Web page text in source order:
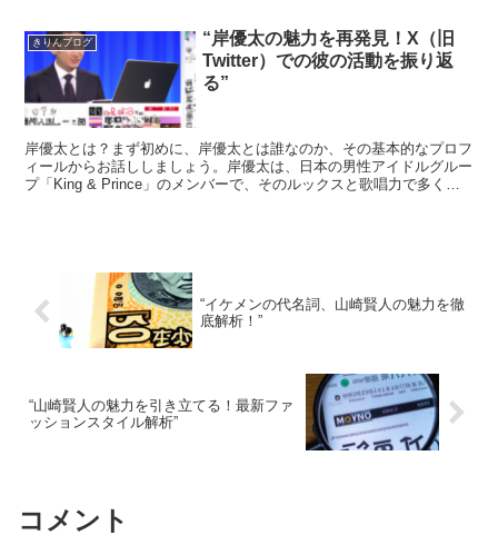
きりんブログ
“岸優太の魅力を再発見！X（旧
Twitter）での彼の活動を振り返
る”
岸優太とは？まず初めに、岸優太とは誰なのか、その基本的なプロフ
ィールからお話ししましょう。岸優太は、日本の男性アイドルグルー
プ「King & Prince」のメンバーで、そのルックスと歌唱力で多くの
“イケメンの代名詞、山崎賢人の魅力を徹
底解析！”
“山崎賢人の魅力を引き立てる！最新ファ
ッションスタイル解析”
コメント